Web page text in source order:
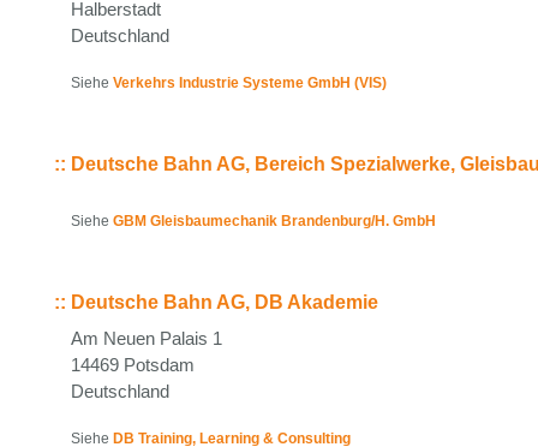
Halberstadt
Deutschland
Siehe Verkehrs Industrie Systeme GmbH (VIS)
:: Deutsche Bahn AG, Bereich Spezialwerke,
Siehe GBM Gleisbaumechanik Brandenburg/H. GmbH
:: Deutsche Bahn AG, DB Akademie
Am Neuen Palais 1
14469 Potsdam
Deutschland
Siehe DB Training, Learning & Consulting